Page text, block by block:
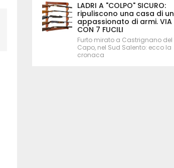
LADRI A "COLPO" SICURO:
ripuliscono una casa di un
appassionato di armi. VIA
CON 7 FUCILI
Furto mirato a Castrignano del
Capo, nel Sud Salento: ecco la
cronaca